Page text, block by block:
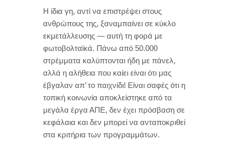
Η ίδια γη, αντί να επιστρέψει στους
ανθρώπους της, ξαναμπαίνει σε κύκλο
εκμετάλλευσης — αυτή τη φορά με
φωτοβολταϊκά. Πάνω από 50.000
στρέμματα καλύπτονται ήδη με πάνελ,
αλλά η αλήθεια που καίει είναι ότι μας
έβγαλαν απ’ το παιχνίδι! Είναι σαφές ότι η
τοπική κοινωνία αποκλείστηκε από τα
μεγάλα έργα ΑΠΕ, δεν έχει πρόσβαση σε
κεφάλαια και δεν μπορεί να ανταποκριθεί
στα κριτήρια των προγραμμάτων.